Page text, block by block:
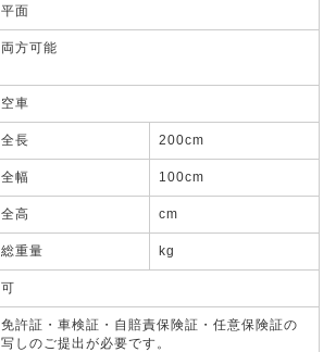
平面
両方可能
空車
全長 200cm
全幅 100cm
全高 cm
総重量 kg
可
免許証・車検証・自賠責保険証・任意保険証の
写しのご提出が必要です。